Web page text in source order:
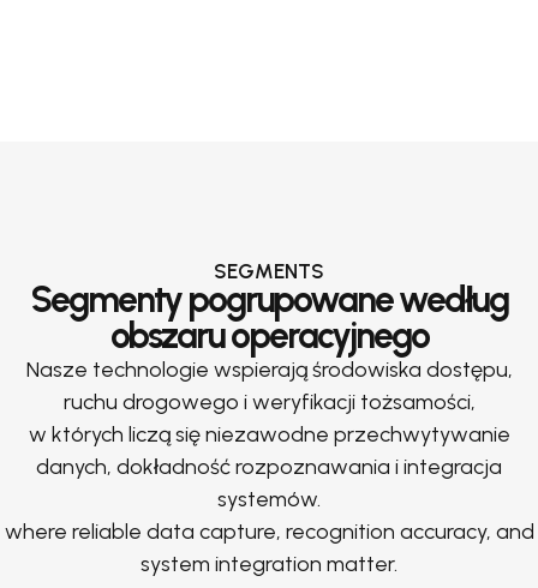
SEGMENTS
Segmenty pogrupowane według
obszaru operacyjnego
Nasze technologie wspierają środowiska dostępu,
ruchu drogowego i weryfikacji tożsamości,
w których liczą się niezawodne przechwytywanie
danych, dokładność rozpoznawania i integracja
systemów.
where reliable data capture, recognition accuracy, and
system integration matter.